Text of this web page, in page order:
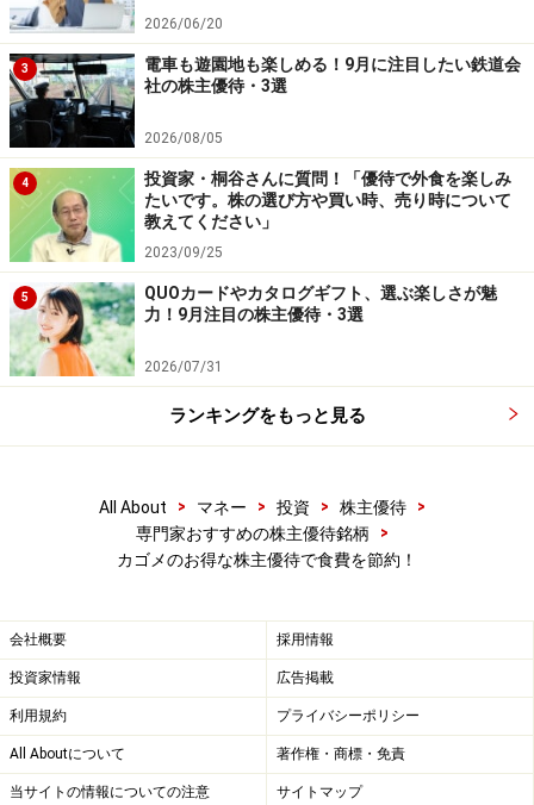
※記事内容は執筆時点のものです。最新の内容をご確認くださ
い。
本記事の内容は一般的な情報提供を目的としており、特定の金融
商品や投資行動を推奨するものではありません。
投資や資産運用に関する最終的なご判断はご自身の責任において
行ってください。
掲載情報の正確性・完全性については十分に配慮しております
が、その内容を保証するものではなく、これに基づく損失・損害
などについて当社は一切の責任を負いません。
最新の情報や詳細については、必ず各金融機関やサービス提供者
の公式情報をご確認ください。
【編集部からのお知らせ】
・「家計」について、
中です！
※抽選で20名にAmazonギフト券1000円分プレゼント
※謝礼付きの限定アンケートやモニター企画に参加が可能に
2026/06/20
3
電車も遊園地も楽しめる！9月に注目したい鉄道会
社の株主優待・3選
2026/08/05
4
投資家・桐谷さんに質問！「優待で外食を楽しみ
たいです。株の選び方や買い時、売り時について
教えてください」
2023/09/25
5
QUOカードやカタログギフト、選ぶ楽しさが魅
力！9月注目の株主優待・3選
2026/07/31
ランキングをもっと見る
All About > マネー > 投資 > 株主優待
>
専門家おすすめの株主優待銘柄
>
カゴメのお得な株主優待で食費を節約！
会社概要 採用情報
投資家情報 広告掲載
利用規約 プライバシーポリシー
All Aboutについて 著作権・商標・免責
当サイトの情報についての注意 サイトマップ